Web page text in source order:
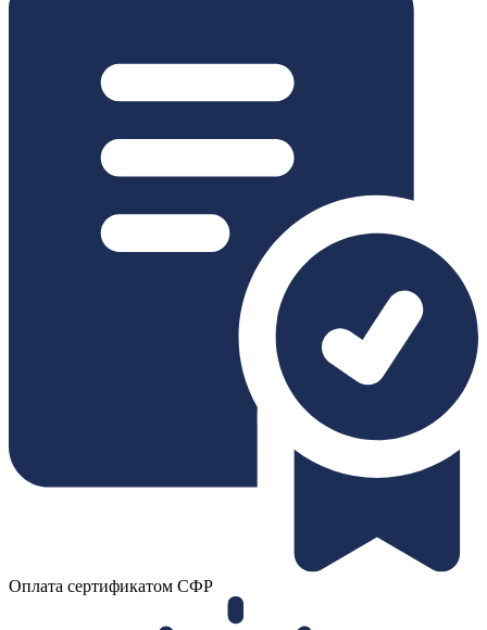
Оплата сертификатом СФР